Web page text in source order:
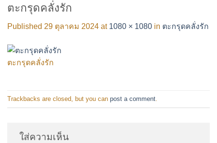
ตะกรุดคลั่งรัก
Published 29 ตุลาคม 2024 at 1080 × 1080 in ตะกรุดคลั่งรัก
ตะกรุดคลั่งรัก
Trackbacks are closed, but you can post a comment
ใส่ความเห็น